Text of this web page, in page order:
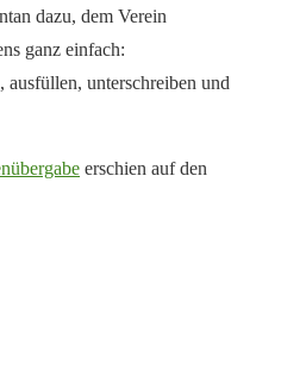
dazu, dem Verein
ganz einfach:
ausfüllen, unterschreiben und
erschien auf den